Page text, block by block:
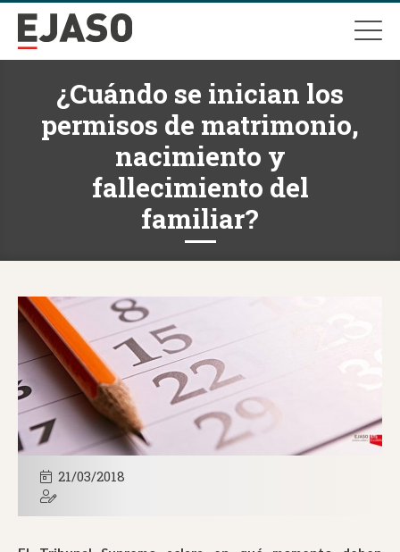
¿Cuándo se inician los
permisos de matrimonio,
nacimiento y
fallecimiento del
familiar?
21/03/2018